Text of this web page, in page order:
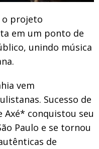
o projeto
em um ponto de
unindo música
vem
Sucesso de
Axé* conquistou seu
Paulo e se tornou
de